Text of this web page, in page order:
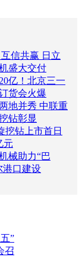
信共赢 日立
盛大交付
亿！北京三一
货会火爆
地并秀 中联重
钻彰显
挖钻上市首日
元
械助力“巴
港口建设
”
召